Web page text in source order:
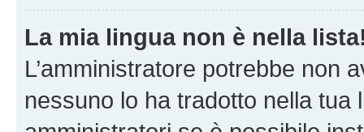
La mia lingua non è nella
L’amministratore potrebbe non
nessuno lo ha tradotto nella tua